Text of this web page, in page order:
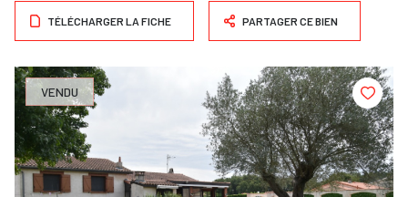
TÉLÉCHARGER LA FICHE PARTAGER CE BIEN
VENDU